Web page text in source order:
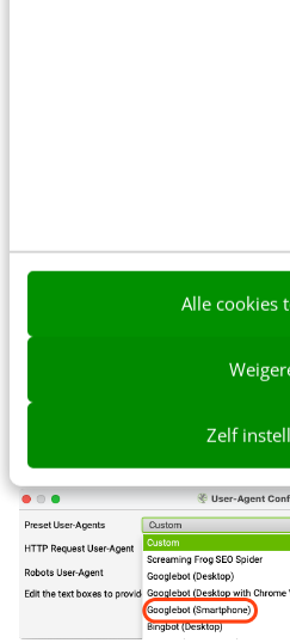
Alle cookies
Zelf
uitgesloten hebt in de
wijzigen worden deze